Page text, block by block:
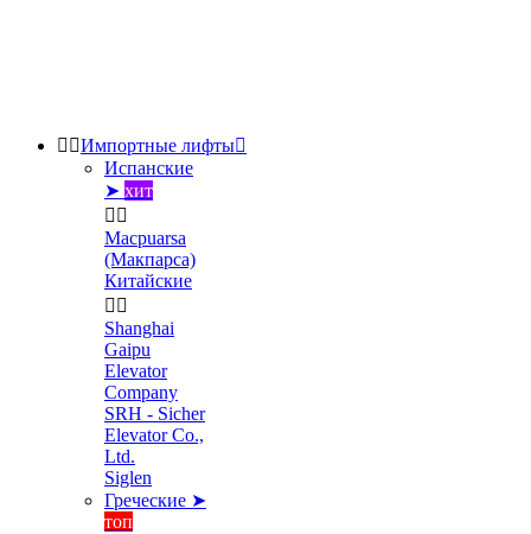
 Импортные лифты
Испанские
➤ хит
 
Macpuarsa
(Макпарса)
Китайские
 
Shanghai
Gaipu
Elevator
Company
SRH - Sicher
Elevator Co.,
Ltd.
Siglen
Греческие ➤
топ